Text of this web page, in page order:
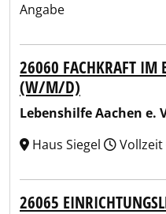
Angabe
26060 FACHKRAFT IM
(W/M/D)
Lebenshilfe Aachen e.
Haus Siegel
Vollzeit
26065